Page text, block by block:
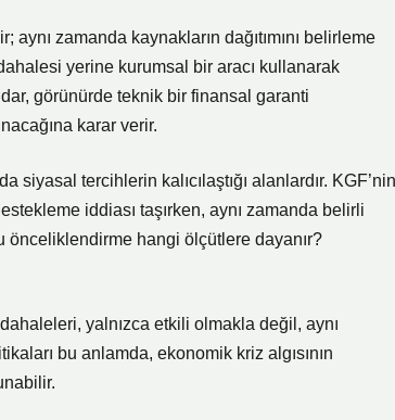
zamanda kaynakların dağıtımını belirleme
yerine kurumsal bir aracı kullanarak
görünürde teknik bir finansal garanti
karar verir.
siyasal tercihlerin kalıcılaştığı alanlardır. KGF’nin
iddiası taşırken, aynı zamanda belirli
önceliklendirme hangi ölçütlere dayanır?
yalnızca etkili olmakla değil, aynı
bu anlamda, ekonomik kriz algısının